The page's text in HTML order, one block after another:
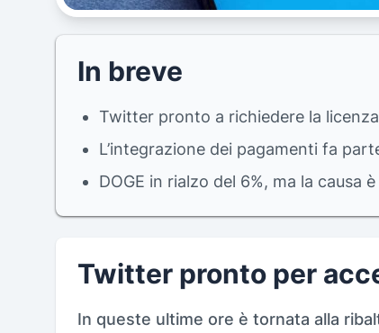
In breve
Twitter pronto a richiedere la
L’integrazione dei pagamenti fa
DOGE in rialzo del 6%, ma la causa
Twitter pronto per
In queste ultime ore è tornata alla